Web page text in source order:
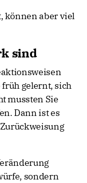
können aber viel
sind
früh gelernt, sich
mussten Sie
Dann ist es
sondern